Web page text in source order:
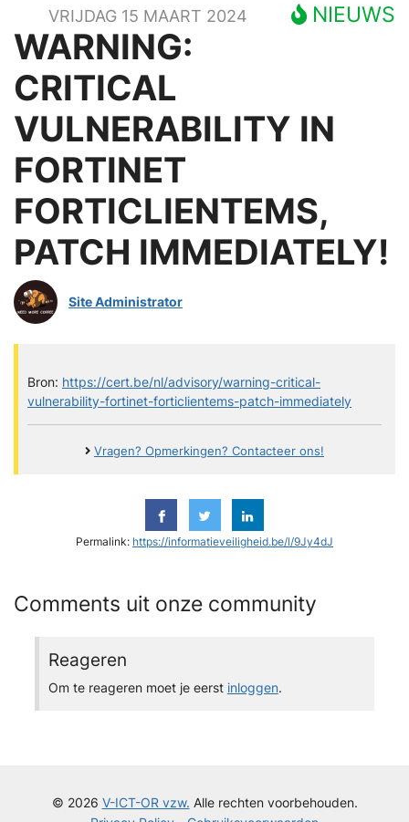
NIEUWS
VRIJDAG 15 MAART 2024
WARNING:
CRITICAL
VULNERABILITY IN
FORTINET
FORTICLIENTEMS,
PATCH IMMEDIATELY!
Site Administrator
Bron: https://cert.be/nl/advisory/warning-critical-
vulnerability-fortinet-forticlientems-patch-immediately
Vragen? Opmerkingen? Contacteer ons!
Permalink: https://informatieveiligheid.be/l/9Jy4dJ
Comments uit onze community
Reageren
Om te reageren moet je eerst inloggen.
© 2026 V-ICT-OR vzw. Alle rechten voorbehouden.